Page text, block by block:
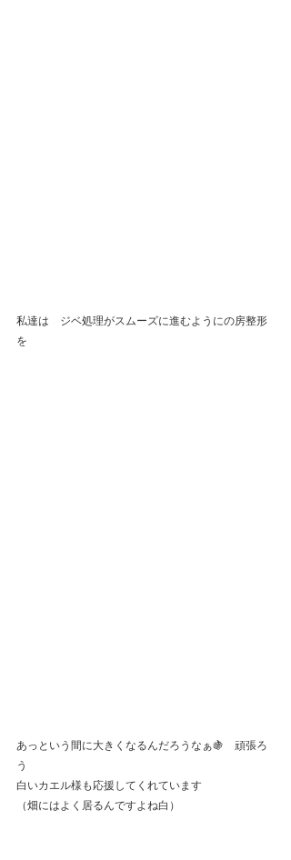
私達は　ジベ処理がスムーズに進むようにの房整形
を
あっという間に大きくなるんだろうなぁ🍇　頑張ろ
う
白いカエル様も応援してくれています
（畑にはよく居るんですよね白）